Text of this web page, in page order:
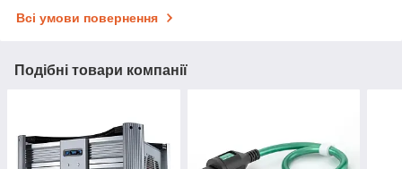
Всі умови повернення
Подібні товари компанії